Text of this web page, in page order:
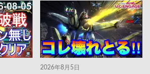
2026年8月5日